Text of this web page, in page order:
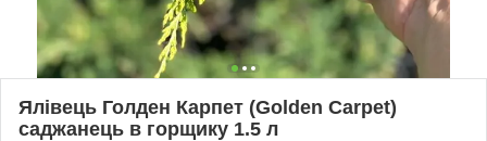
Ялівець Голден Карпет (Golden Сarpet)
саджанець в горщику 1.5 л